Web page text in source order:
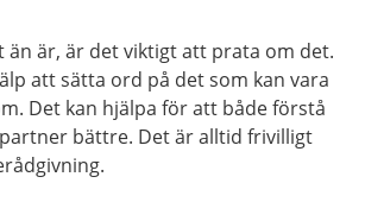
än är, är det viktigt att prata om det.
att sätta ord på det som kan vara
Det kan hjälpa för att både förstå
bättre. Det är alltid frivilligt